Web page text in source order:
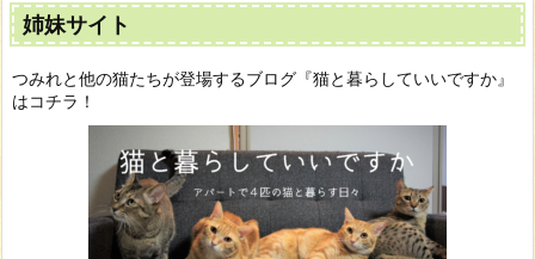
姉妹サイト
つみれと他の猫たちが登場するブログ『猫と暮らしていいですか』
はコチラ！